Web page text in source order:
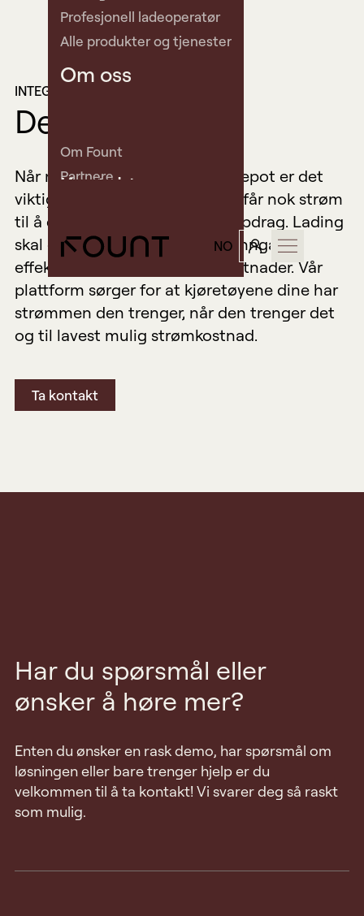
NO
Profesjonell ladeoperatør
Alle produkter og tjenester
Om oss
Om Fount
Partnere
Kontakt
Kontakt oss
Book demo
Support
INTEGRASJONER / BRUKSOMRÅDER
Depot
Når man lader kjøretøy på et depot er det
viktig å sørge for at kjøretøyet får nok strøm
til å gjennomføre planlagte oppdrag. Lading
skal også optimaliseres for å unngå
effekttopper og høye strømkostnader. Vår
plattform sørger for at kjøretøyene dine har
strømmen den trenger, når den trenger det
og til lavest mulig strømkostnad.
Ta kontakt
Har du spørsmål eller
ønsker å høre mer?
Enten du ønsker en rask demo, har spørsmål om
løsningen eller bare trenger hjelp er du
velkommen til å ta kontakt! Vi svarer deg så raskt
som mulig.